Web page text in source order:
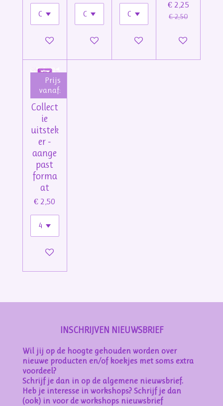
In winkelwagenIn winkelwagenIn winkelwagen
€ 2,25
€ 2,50
Bekijk details
Prijs
vanaf:
Collect
ie
uitstek
er -
aange
past
forma
at
€ 2,50
Bekijk details
INSCHRIJVEN NIEUWSBRIEF
Wil jij op de hoogte gehouden worden over
nieuwe producten en/of koekjes met soms extra
voordeel?
Schrijf je dan in op de algemene nieuwsbrief.
Heb je interesse in workshops? Schrijf je dan
(ook) in voor de workshops nieuwsbrief